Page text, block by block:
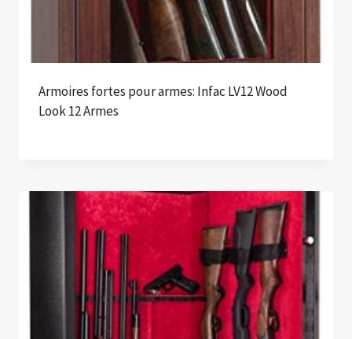
Armoires fortes pour armes: Infac LV12 Wood
Look 12 Armes